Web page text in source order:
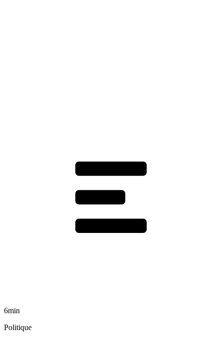
6min
Politique